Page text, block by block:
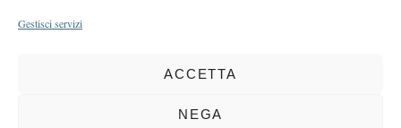
Gestisci servizi
ACCETTA
NEGA
COPYRIGHT 2025 LA VOCE |PRIVACY
BCC DI BUSTO GAROLFO E BUGUGGIATE